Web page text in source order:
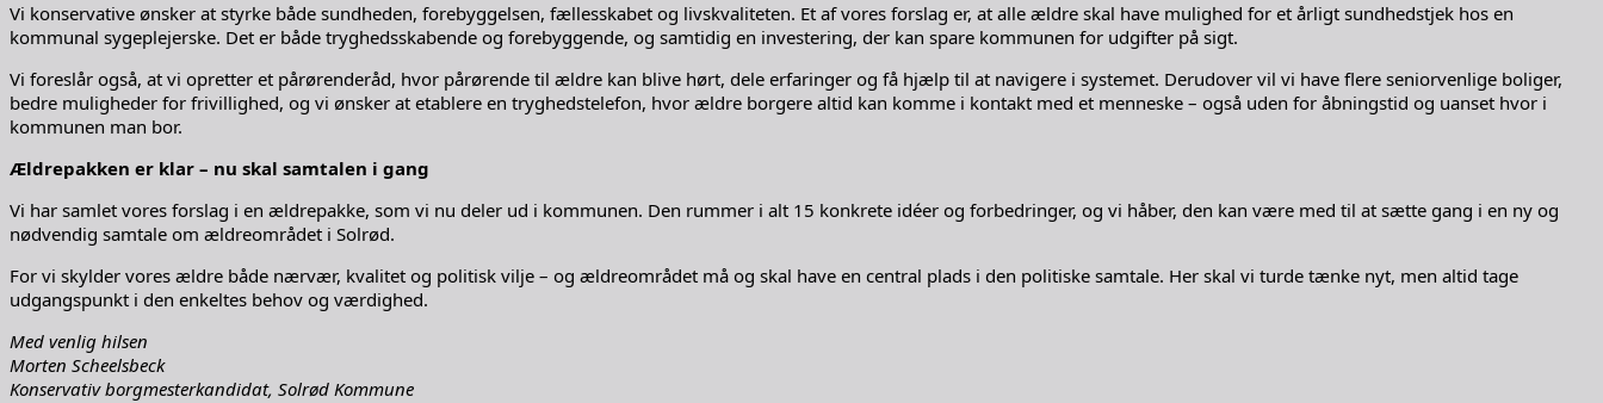
Vi konservative ønsker at styrke både sundheden, forebyggelsen, fællesskabet og livskvaliteten. Et af vores forslag er, at alle ældre skal have mulighed for et årligt sundhedstjek hos en
kommunal sygeplejerske. Det er både tryghedsskabende og forebyggende, og samtidig en investering, der kan spare kommunen for udgifter på sigt.
Vi foreslår også, at vi opretter et pårørenderåd, hvor pårørende til ældre kan blive hørt, dele erfaringer og få hjælp til at navigere i systemet. Derudover vil vi have flere seniorvenlige boliger,
bedre muligheder for frivillighed, og vi ønsker at etablere en tryghedstelefon, hvor ældre borgere altid kan komme i kontakt med et menneske – også uden for åbningstid og uanset hvor i
kommunen man bor.
Ældrepakken er klar – nu skal samtalen i gang
Vi har samlet vores forslag i en ældrepakke, som vi nu deler ud i kommunen. Den rummer i alt 15 konkrete idéer og forbedringer, og vi håber, den kan være med til at sætte gang i en ny og
nødvendig samtale om ældreområdet i Solrød.
For vi skylder vores ældre både nærvær, kvalitet og politisk vilje – og ældreområdet må og skal have en central plads i den politiske samtale. Her skal vi turde tænke nyt, men altid tage
udgangspunkt i den enkeltes behov og værdighed.
Med venlig hilsen
Morten Scheelsbeck
Konservativ borgmesterkandidat, Solrød Kommune